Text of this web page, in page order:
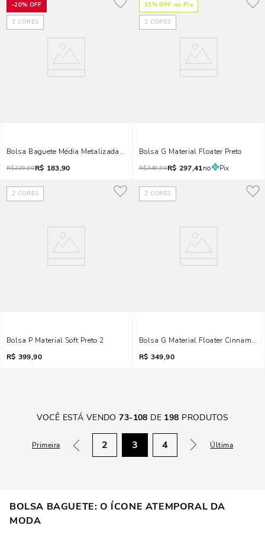
-20% OFF
2 CORES
Bolsa Baguete Média Metalizada Prata Alça Ombro
R$229,90R$ 183,90
15% OFF no Pix
2 CORES
Bolsa G Material Floater Preto
R$349,90R$ 297,41no Pix
2 CORES
Bolsa P Material Soft Preto 2
R$ 399,90
2 CORES
Bolsa G Material Floater Cinnamon
R$ 349,90
VOCÊ ESTÁ VENDO 73-108 DE 198 PRODUTOS
Primeira 2 3 4 Última
BOLSA BAGUETE: O ÍCONE ATEMPORAL DA
MODA